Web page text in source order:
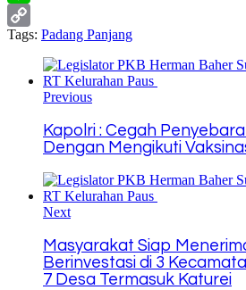
Line
Copy
Tags: Padang Panjang
Previous
Kapolri : Cegah
Dengan Mengikuti
Next
Masyarakat Siap
Berinvestasi di 3
7 Desa Termasuk Katurei